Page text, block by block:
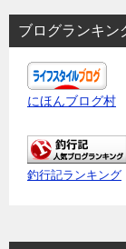
ブログランキン
にほんブログ村
釣行記ランキング